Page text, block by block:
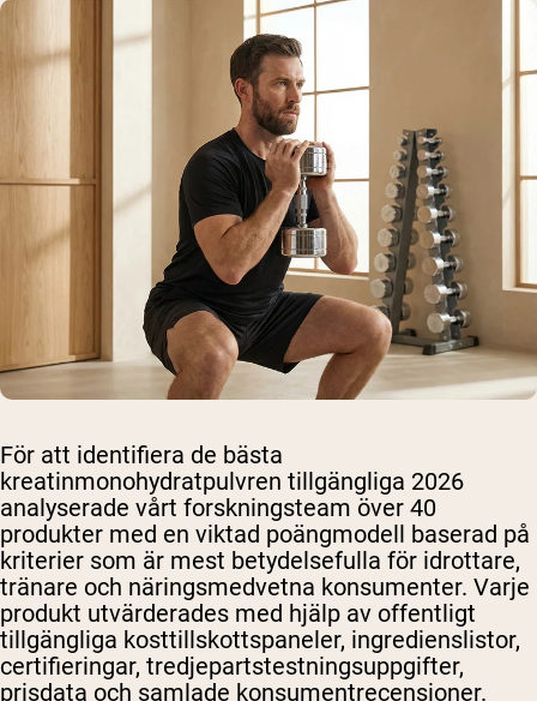
För att identifiera de bästa
kreatinmonohydratpulvren tillgängliga 2026
analyserade vårt forskningsteam över 40
produkter med en viktad poängmodell baserad på
kriterier som är mest betydelsefulla för idrottare,
tränare och näringsmedvetna konsumenter. Varje
produkt utvärderades med hjälp av offentligt
tillgängliga kosttillskottspaneler, ingredienslistor,
certifieringar, tredjepartstestningsuppgifter,
prisdata och samlade konsumentrecensioner.